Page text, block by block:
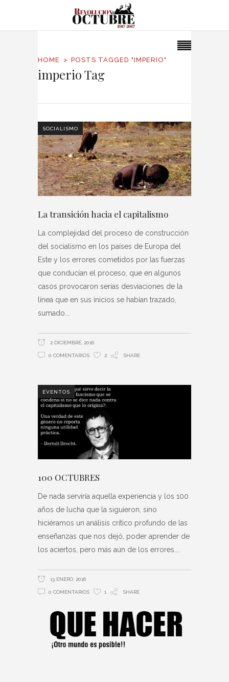
HOME POSTS TAGGED "IMPERIO"
imperio Tag
SOCIALISMO
La transición hacia el capitalismo
La complejidad del proceso de construcción
del socialismo en los países de Europa del
Este y los errores cometidos por las fuerzas
que conducían el proceso, que en algunos
casos provocaron serias desviaciones de la
línea que en sus inicios se habían trazado,
sumado
2 DICIEMBRE, 2016
0 COMENTARIOS 2 SHARE
EVENTOS
100 OCTUBRES
De nada serviría aquella experiencia y los 100
años de lucha que la siguieron, sino
hiciéramos un análisis crítico profundo de las
enseñanzas que nos dejó, poder aprender de
los aciertos, pero más aún de los errores.
13 ENERO, 2016
0 COMENTARIOS 1 SHARE